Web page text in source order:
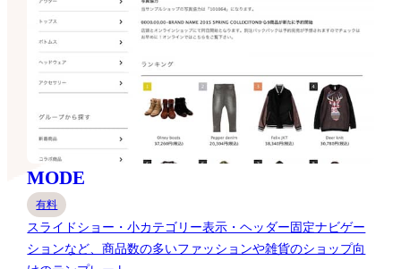
MODE
有料
スライドショー・小カテゴリー表示・ヘッダー固定ナビゲー
ションなど、商品数の多いファッションや雑貨のショップ向